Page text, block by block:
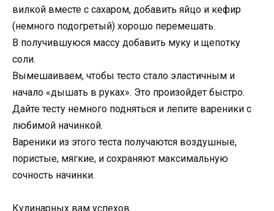
вилкой вместе с сахаром, добавить яйцо и кефир
(немного подогретый) хорошо перемешать.
В получившуюся массу добавить муку и щепотку
соли.
Вымешаиваем, чтобы тесто стало эластичным и
начало «дышать в руках». Это произойдет быстро.
Дайте тесту немного подняться и лепите вареники с
любимой начинкой.
Вареники из этого теста получаются воздушные,
пористые, мягкие, и сохраняют максимальную
сочность начинки.
Кулинарных вам успехов.